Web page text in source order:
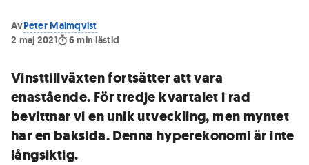
AvPeter Malmqvist
2 maj 2021
6min lästid
Vinsttillväxten fortsätter att vara
enastående. För tredje kvartalet i rad
bevittnar vi en unik utveckling, men myntet
har en baksida. Denna hyperekonomi är inte
långsiktig.